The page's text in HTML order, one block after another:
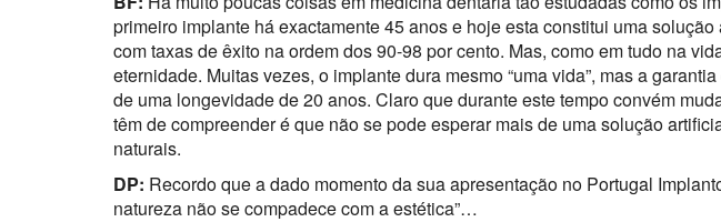
primeiro implante há exactamente 45 anos e hoje esta constitui uma
com taxas de êxito na ordem dos 90-98 por cento. Mas, como em tudo na
eternidade. Muitas vezes, o implante dura mesmo “uma vida”, mas a
de uma longevidade de 20 anos. Claro que durante este tempo convém
têm de compreender é que não se pode esperar mais de uma solução
naturais.
DP: Recordo que a dado momento da sua apresentação no Portugal
natureza não se compadece com a estética”…